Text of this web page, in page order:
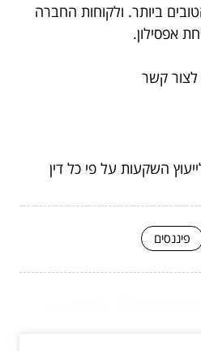
ביותר. ולקוחות החברה
אפסילון.
השקעות על פי כל דין
פיננסים